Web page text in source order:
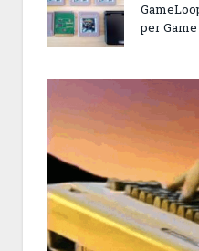
per